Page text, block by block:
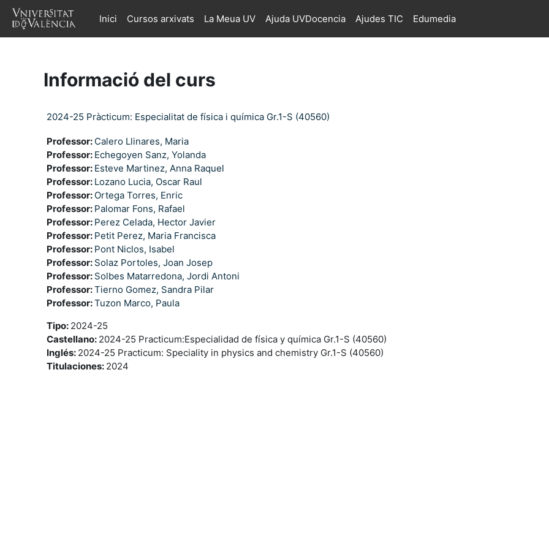
Ves al contingut principal
Inici
Cursos arxivats La Meua UV Ajuda UVDocencia Ajudes TIC Edumedia
Informació del curs
2024-25 Pràcticum: Especialitat de física i química Gr.1-S (40560)
Professor: Calero Llinares, Maria
Professor: Echegoyen Sanz, Yolanda
Professor: Esteve Martinez, Anna Raquel
Professor: Lozano Lucia, Oscar Raul
Professor: Ortega Torres, Enric
Professor: Palomar Fons, Rafael
Professor: Perez Celada, Hector Javier
Professor: Petit Perez, Maria Francisca
Professor: Pont Niclos, Isabel
Professor: Solaz Portoles, Joan Josep
Professor: Solbes Matarredona, Jordi Antoni
Professor:Tierno Gomez, Sandra Pilar
Professor:Tuzon Marco, Paula
Tipo: 2024-25
Castellano: 2024-25 Practicum:Especialidad de física y química Gr.1-S (40560)
Inglés: 2024-25 Practicum: Speciality in physics and chemistry Gr.1-S (40560)
Titulaciones: 2024